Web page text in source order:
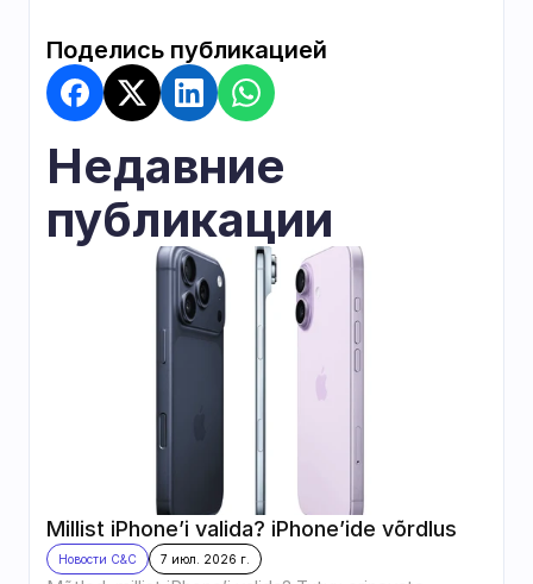
Поделись публикацией
Недавние
публикации
Millist iPhone’i valida? iPhone’ide võrdlus
Новости C&C 7 июл. 2026 г.